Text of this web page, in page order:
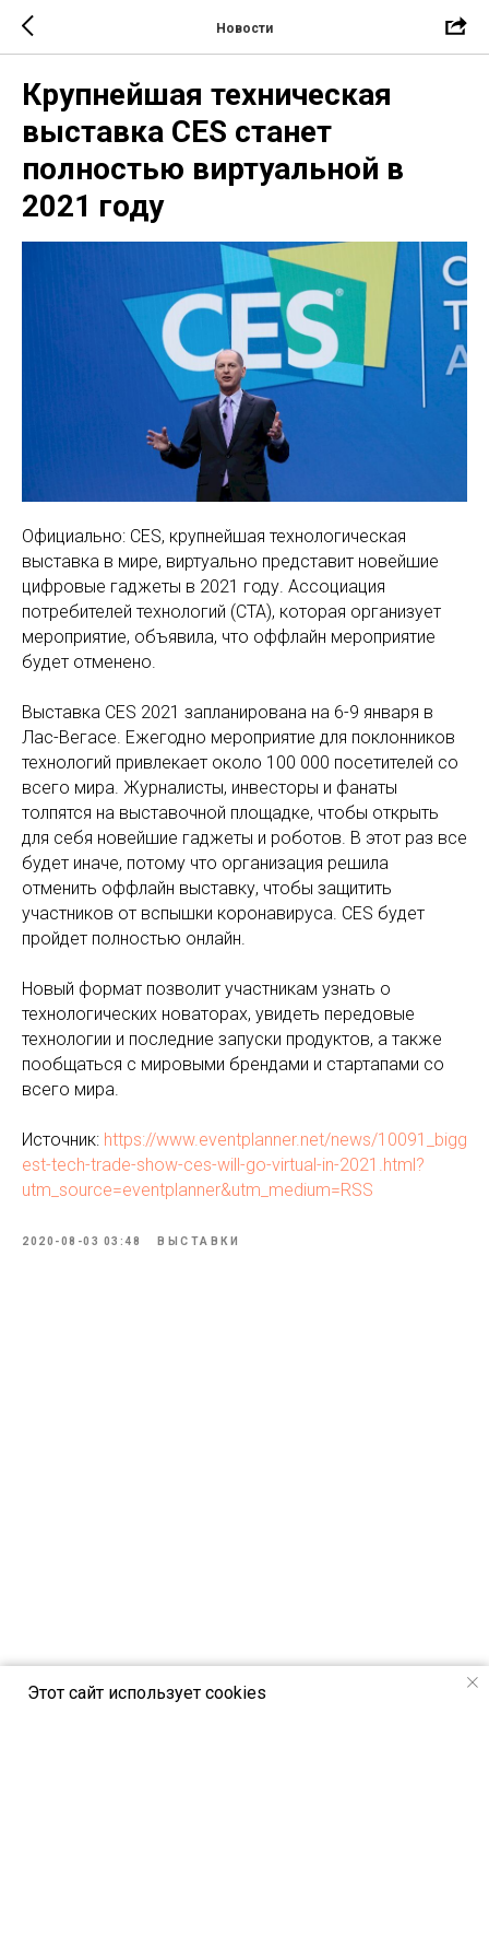
Новости
Крупнейшая техническая
выставка CES станет
полностью виртуальной в
2021 году
Официально: CES, крупнейшая технологическая
выставка в мире, виртуально представит новейшие
цифровые гаджеты в 2021 году. Ассоциация
потребителей технологий (CTA), которая организует
мероприятие, объявила, что оффлайн мероприятие
будет отменено.
Выставка CES 2021 запланирована на 6-9 января в
Лас-Вегасе. Ежегодно мероприятие для поклонников
технологий привлекает около 100 000 посетителей со
всего мира. Журналисты, инвесторы и фанаты
толпятся на выставочной площадке, чтобы открыть
для себя новейшие гаджеты и роботов. В этот раз все
будет иначе, потому что организация решила
отменить оффлайн выставку, чтобы защитить
участников от вспышки коронавируса. CES будет
пройдет полностью онлайн.
Новый формат позволит участникам узнать о
технологических новаторах, увидеть передовые
технологии и последние запуски продуктов, а также
пообщаться с мировыми брендами и стартапами со
всего мира.
Источник: https://www.eventplanner.net/news/10091_bigg
est-tech-trade-show-ces-will-go-virtual-in-2021.html?
utm_source=eventplanner&utm_medium=RSS
2020-08-03 03:48 ВЫСТАВКИ
Этот сайт использует cookies